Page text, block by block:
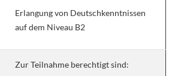
Erlangung von Deutschkenntnissen
auf dem Niveau B2
Zur Teilnahme berechtigt sind: